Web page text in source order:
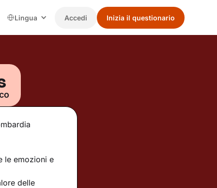
Lingua Accedi Inizia il questionario
le emozioni e
delle